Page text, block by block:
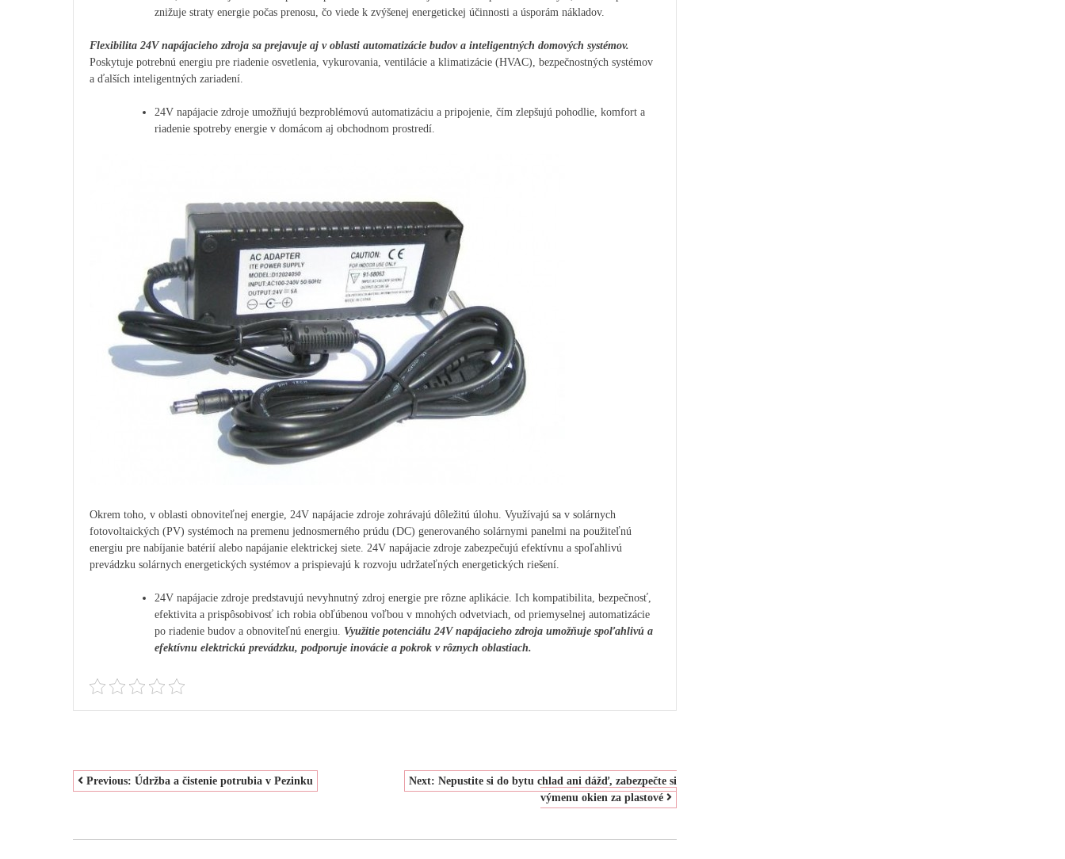
znižuje straty energie počas prenosu, čo viede k zvýšenej energetickej účinnosti a úsporám nákladov.
Flexibilita 24V napájacieho zdroja sa prejavuje aj v oblasti automatizácie budov a inteligentných domových systémov.
Poskytuje potrebnú energiu pre riadenie osvetlenia, vykurovania, ventilácie a klimatizácie (HVAC), bezpečnostných systémov
a ďalších inteligentných zariadení.
24V napájacie zdroje umožňujú bezproblémovú automatizáciu a pripojenie, čím zlepšujú pohodlie, komfort a
riadenie spotreby energie v domácom aj obchodnom prostredí.
Okrem toho, v oblasti obnoviteľnej energie, 24V napájacie zdroje zohrávajú dôležitú úlohu. Využívajú sa v solárnych
fotovoltaických (PV) systémoch na premenu jednosmerného prúdu (DC) generovaného solárnymi panelmi na použiteľnú
energiu pre nabíjanie batérií alebo napájanie elektrickej siete. 24V napájacie zdroje zabezpečujú efektívnu a spoľahlivú
prevádzku solárnych energetických systémov a prispievajú k rozvoju udržateľných energetických riešení.
24V napájacie zdroje predstavujú nevyhnutný zdroj energie pre rôzne aplikácie. Ich kompatibilita, bezpečnosť,
efektivita a prispôsobivosť ich robia obľúbenou voľbou v mnohých odvetviach, od priemyselnej automatizácie
po riadenie budov a obnoviteľnú energiu. Využitie potenciálu 24V napájacieho zdroja umožňuje spoľahlivú a
efektívnu elektrickú prevádzku, podporuje inovácie a pokrok v rôznych oblastiach.
NAVIGACE
Previous: Údržba a čistenie potrubia v Pezinku Next: Nepustite si do bytu chlad ani dážď, zabezpečte si
výmenu okien za plastové